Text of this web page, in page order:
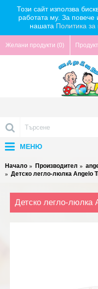
Този сайт използва
работата му. За
нашата Политика за
Желани продукти (0)
МЕНЮ
Начало Производител
Детско легло-люлка Angelo